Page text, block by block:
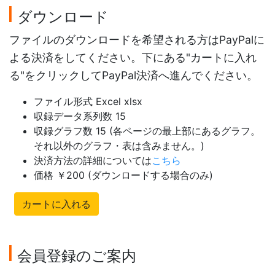
ダウンロード
ファイルのダウンロードを希望される方はPayPalに
よる決済をしてください。下にある"カートに入れ
る"をクリックしてPayPal決済へ進んでください。
ファイル形式 Excel xlsx
収録データ系列数 15
収録グラフ数 15 (各ページの最上部にあるグラフ。
それ以外のグラフ・表は含みません。)
決済方法の詳細についてはこちら
価格 ￥200 (ダウンロードする場合のみ)
カートに入れる
会員登録のご案内